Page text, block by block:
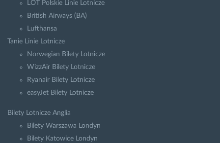
LOT Polskie Linie Lotnicze
British Airways (BA)
Lufthansa
Tanie Linie Lotnicze
Norwegian Bilety Lotnicze
WizzAir Bilety Lotnicze
Ryanair Bilety Lotnicze
easyJet Bilety Lotnicze
Bilety Lotnicze Anglia
Bilety Warszawa Londyn
Bilety Katowice Londyn